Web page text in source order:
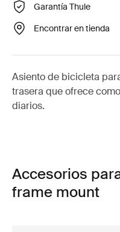
Garantía Thule
Encontrar en tienda
Asiento de bicicleta
trasera que ofrece
diarios.
Accesorios
frame mount